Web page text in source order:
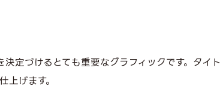
定づけるとても重要なグラフィックです。タイト
げます。